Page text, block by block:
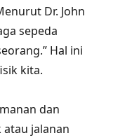
Dr. John
sepeda
Hal ini
kita.
dan
jalanan